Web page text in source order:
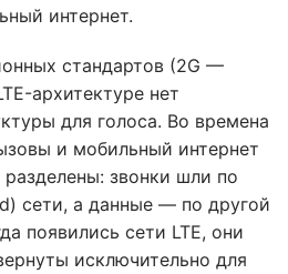
интернет.
стандартов (2G —
архитектуре нет
для голоса. Во времена
и мобильный интернет
звонки шли по
сети, а данные — по другой
появились сети LTE, они
исключительно для